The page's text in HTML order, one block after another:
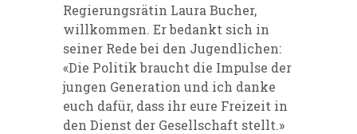
Regierungsrätin Laura Bucher,
willkommen. Er bedankt sich in
seiner Rede bei den Jugendlichen:
«Die Politik braucht die Impulse der
jungen Generation und ich danke
euch dafür, dass ihr eure Freizeit in
den Dienst der Gesellschaft stellt.»